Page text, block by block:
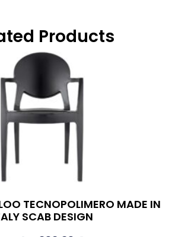
Products
TECNOPOLIMERO MADE IN
SCAB DESIGN